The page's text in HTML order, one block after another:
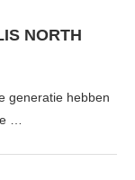
NORTH
generatie hebben
…